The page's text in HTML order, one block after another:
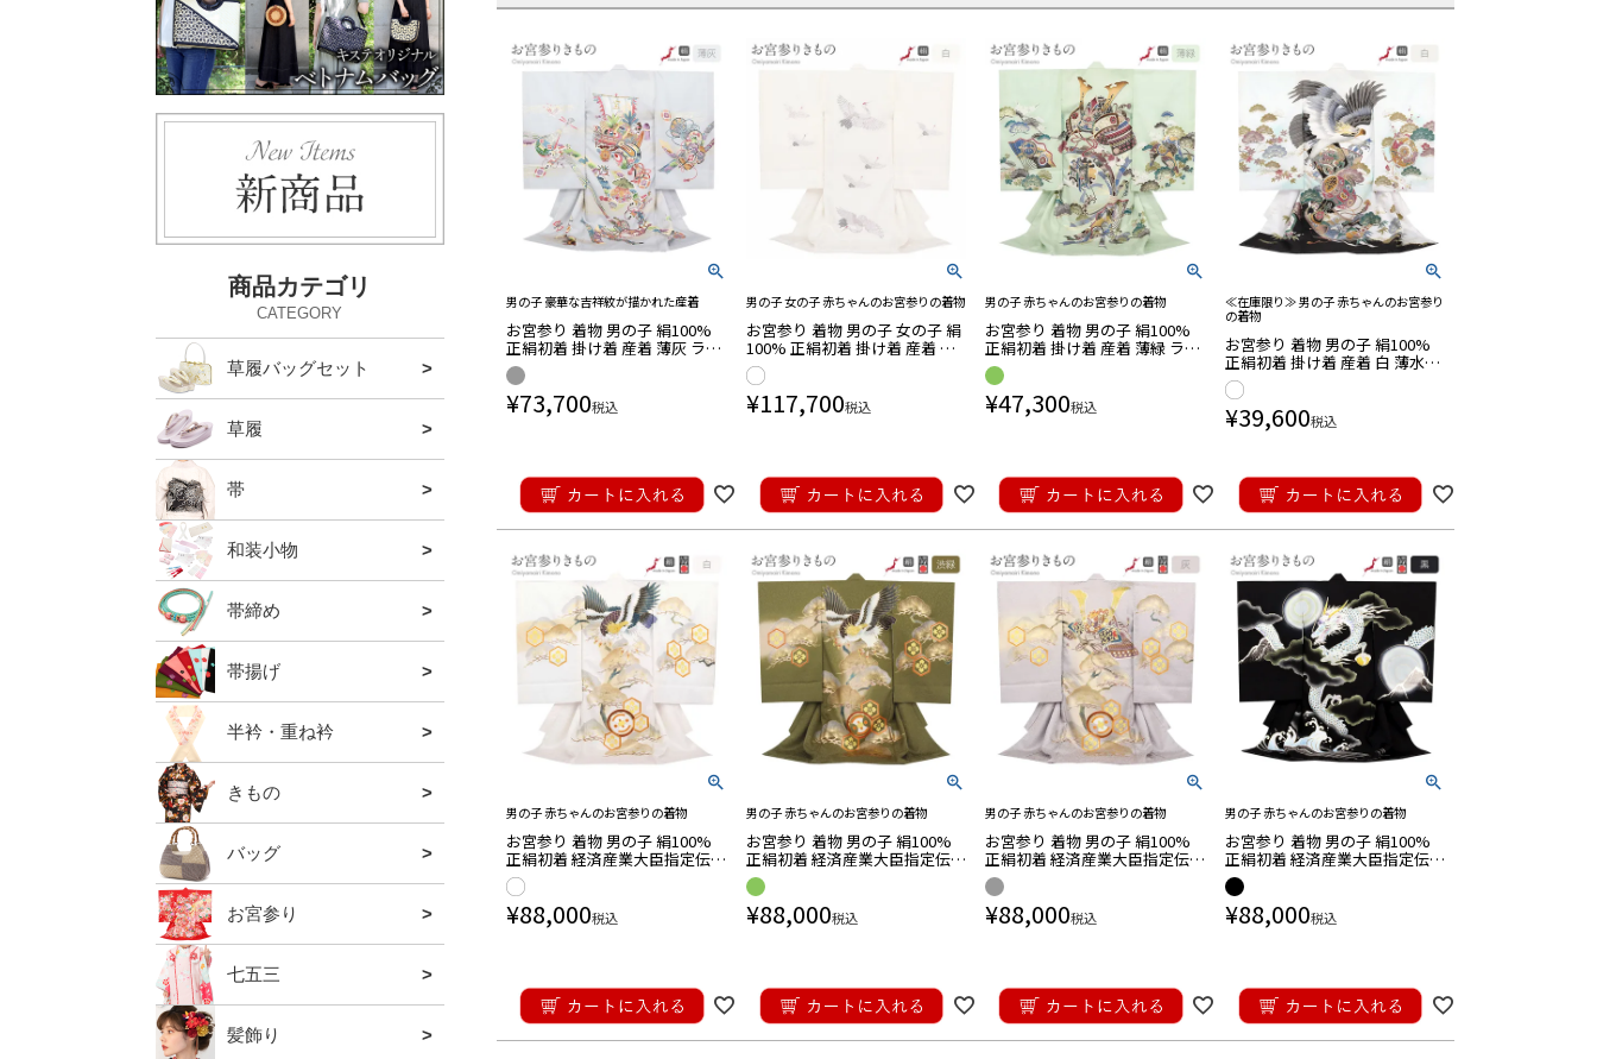
商品カテゴリ
CATEGORY
草履バッグセット 留袖・訪問着用
振袖・袴用
ハイヒールタイプ
アウトレット
草履
帯 名古屋帯
本場筑前博多織
和装小物 全ての和装小物
肌着・インナー
補正用品
着付小物
帯留・根付
足袋・足袋カバー
夏の暑さ対策商品
防寒グッズ
羽織紐・帯飾り
帯締め 全ての帯締め
帯揚げ 全ての帯揚げ
半衿・重ね衿 全ての半衿・重ね衿
礼装用半衿
振袖用半衿
普段用半衿
きもの
バッグ 全てのバッグ
礼装用バッグ
振袖・袴用バッグ/巾着
カジュアル用バッグ
夏用バッグ
利休バッグ
山葡萄バッグ
胡桃バッグ
お宮参り 全てのお宮参り商品
男の子用
女の子用
お宮参り用小物
七五三
髪飾り
男の子 豪華な吉祥紋が描かれた産着
お宮参り 着物 男の子 絹100%
正絹初着 掛け着 産着 薄灰 ライ
トグレー 水色 宝船 小槌 宝尽く
し 吉祥文様 金駒刺繍 金糸刺繍
金彩 日本製
¥73,700税込
男の子 女の子 赤ちゃんのお宮参りの着物
お宮参り 着物 男の子 女の子 絹
100% 正絹初着 掛け着 産着 モ
ダン 男女兼用 白 飛鶴 鶴 吉祥鳥
吉祥紋 友禅 銀駒刺繍 手刺繍 新
品 日本製
¥117,700税込
男の子 赤ちゃんのお宮参りの着物
お宮参り 着物 男の子 絹100%
正絹初着 掛け着 産着 薄緑 ライ
トグリーン 兜 吉祥紋 友禅 金駒
刺繍 金彩 新品 日本製
¥47,300税込
≪在庫限り≫ 男の子 赤ちゃんのお宮参り
の着物
お宮参り 着物 男の子 絹100%
正絹初着 掛け着 産着 白 薄水色
ホワイト 鷹 吉祥紋 友禅 刺繍 金
彩 ぼかし 新品 日本製
¥39,600税込
男の子 赤ちゃんのお宮参りの着物
お宮参り 着物 男の子 絹100%
正絹初着 経済産業大臣指定伝統
的工芸品 掛け着 産着 白 鷹 吉祥
紋 金箔 銀箔 オーロラ箔 金彩 新
品
¥88,000税込
男の子 赤ちゃんのお宮参りの着物
お宮参り 着物 男の子 絹100%
正絹初着 経済産業大臣指定伝統
的工芸品 掛け着 渋緑 鷹 吉祥紋
友禅 金箔 銀箔 オーロラ箔 金彩
新品 販売 日本製
¥88,000税込
男の子 赤ちゃんのお宮参りの着物
お宮参り 着物 男の子 絹100%
正絹初着 経済産業大臣指定伝統
的工芸品 掛け着 灰 兜 吉祥紋 友
禅 金箔 銀箔 オーロラ箔 金彩 新
品 販売 日本製
¥88,000税込
男の子 赤ちゃんのお宮参りの着物
お宮参り 着物 男の子 絹100%
正絹初着 経済産業大臣指定伝統
的工芸品 掛け着 黒 龍 吉祥紋 友
禅 金箔 銀箔 オーロラ箔 金彩 新
品 日本製
¥88,000税込